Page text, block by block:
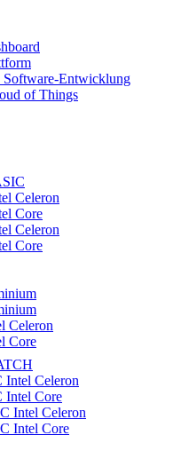
Software-Entwicklung
of Things
Celeron
Core
Celeron
Core
Celeron
Core
Intel Celeron
Intel Core
Intel Celeron
Intel Core